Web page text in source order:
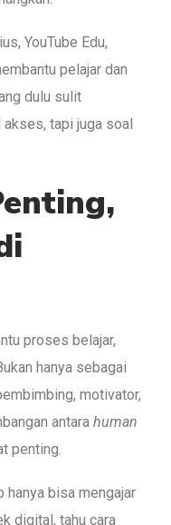
YouTube Edu,
pelajar dan
dulu sulit
akses, tapi juga soal
proses belajar,
hanya sebagai
motivator,
antarahuman
penting.
hanya bisa mengajar
digital, tahu cara